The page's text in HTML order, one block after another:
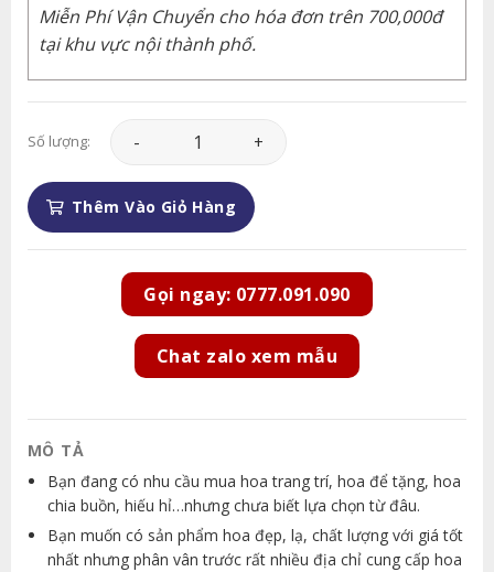
Miễn Phí Vận Chuyển cho hóa đơn trên 700,000đ
tại khu vực nội thành phố.
Số lượng: Giỏ Hoa - GH072 số lượng
Thêm Vào Giỏ Hàng
Gọi ngay: 0777.091.090
Chat zalo xem mẫu
MÔ TẢ
Bạn đang có nhu cầu mua hoa trang trí, hoa để tặng, hoa
chia buồn, hiếu hỉ…nhưng chưa biết lựa chọn từ đâu.
Bạn muốn có sản phẩm hoa đẹp, lạ, chất lượng với giá tốt
nhất nhưng phân vân trước rất nhiều địa chỉ cung cấp hoa